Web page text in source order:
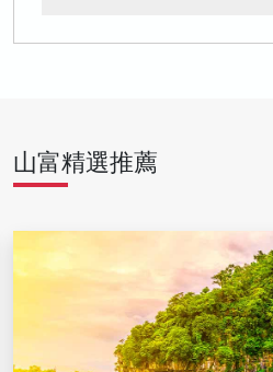
山富精選推薦